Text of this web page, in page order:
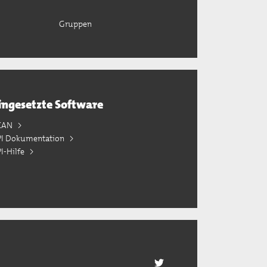
Gruppen
Software
Dokumentation
Hilfe